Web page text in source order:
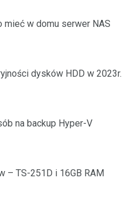
mieć w domu serwer NAS
dysków HDD w 2023r.
na backup Hyper-V
– TS-251D i 16GB RAM